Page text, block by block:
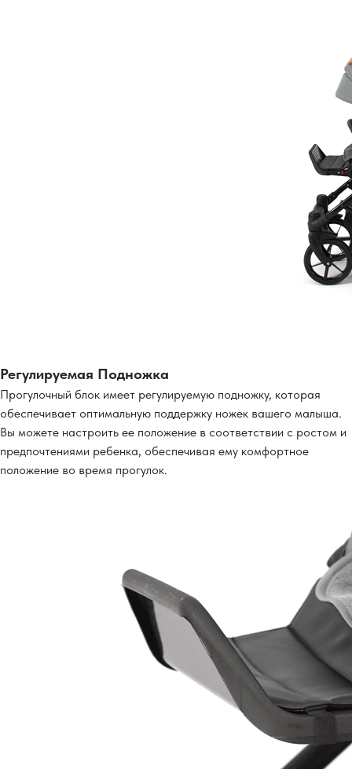
Регулируемая Подножка
Прогулочный блок имеет регулируемую подножку, которая
обеспечивает оптимальную поддержку ножек вашего малыша.
Вы можете настроить ее положение в соответствии с ростом и
предпочтениями ребенка, обеспечивая ему комфортное
положение во время прогулок.